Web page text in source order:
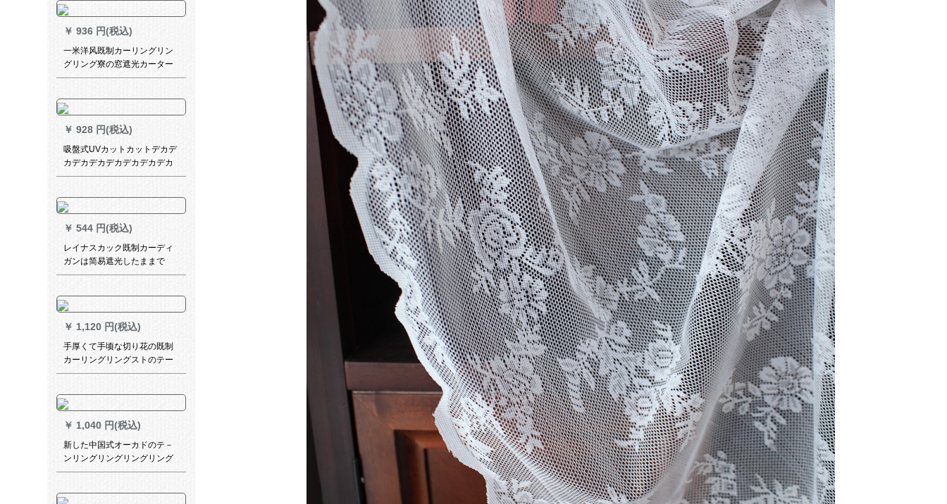
システムシステムシステムシ
ステムシステムシステムシス
テムシステムシステムシステ
ムシステムシステムシステム
システムシステムシステムシ
ムシステムシステムシステム
システムシステムシステムシ
ステムシステムシステムシス
￥ 936 円(税込)
一米洋风既制カーリングリン
グリング寮の窓遮光カーター
テ2号カラオーダ1メトル连接
￥ 928 円(税込)
吸盤式UVカットカットデカデ
カデカデカデカデカデカデカ
デカデカデカデカキング寝室
ベルダーテン免ピンパッド不
配合吸盤補助貼る銀125幅*
￥ 544 円(税込)
レイナスカック既制カーディ
ガンは简易遮光したままで
す。モダシンプ北欧风レンタ
1.8メトル*1.5メトル高さは
1.1-2メトルのバールをプロに
します。
￥ 1,120 円(税込)
手厚くて手顷な切り花の既制
カーリングリングストのテー
リングリングリングリングラ
窓の外遮光布の纱料(オーダ·カ
ーンは返品です。)砕花-米纱
￥ 1,040 円(税込)
新した中国式オーカドのテ－
ンリングリングリングリング
ビデオのイ－ン半透热カルテ
ズスは全部注文したのです。